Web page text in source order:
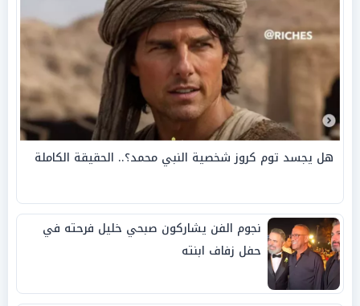
هل يجسد توم كروز شخصية النبي محمد؟.. الحقيقة الكاملة
نجوم الفن يشاركون صبحي خليل فرحته في
حفل زفاف ابنته